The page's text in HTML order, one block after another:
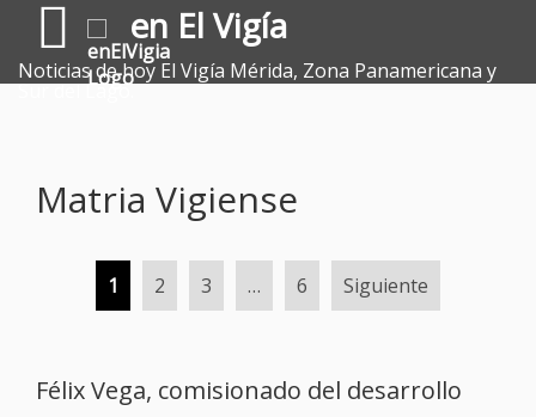
en El Vigía
Noticias de hoy El Vigía Mérida, Zona Panamericana y
Sur del Lago.
Matria Vigiense
Paginación
de
1 2 3 … 6 Siguiente
Félix Vega, comisionado del desarrollo